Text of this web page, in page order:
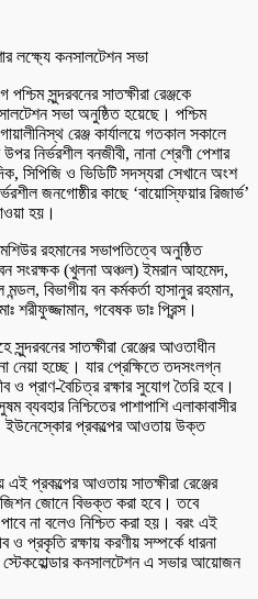
সুন্দরবনের সাতক্ষীরা রেঞ্জকে
সভা অনুষ্ঠিত হয়েছে। পশ্চিম
রেঞ্জ কার্যালয়ে গতকাল সকালে
নির্ভরশীল বনজীবী, নানা শ্রেণী পেশার
সিপিজি ও ভিডিটি সদস্যরা সেখানে অংশ
জনগোষ্ঠীর কাছে ‘বায়োস্ফিয়ার রিজার্ভ’
হয়।
রহমানের সভাপতিত্বে অনুষ্ঠিত
সংরক্ষক (খুলনা অঞ্চল) ইমরান আহমেদ,
বিভাগীয় বন কর্মকর্তা হাসানুর রহমান,
শরীফুজ্জামান, গবেষক ডাঃ প্রিন্স।
সাতক্ষীরা রেঞ্জের আওতাধীন
নেয়া হচ্ছে। যার প্রেক্ষিতে তদসংলগ্ন
ও প্রাণ-বৈচিত্র রক্ষার সুযোগ তৈরি হবে।
নিশ্চিতের পাশাপাশি এলাকাবাসীর
ইউনেস্কোর প্রকল্পের আওতায় উক্ত
প্রকল্পের আওতায় সাতক্ষীরা রেঞ্জের
জোনে বিভক্ত করা হবে। তবে
না বলেও নিশ্চিত করা হয়। বরং এই
ও প্রকৃতি রক্ষায় করণীয় সম্পর্কে ধারনা
স্টেকহোল্ডার কনসালটেশন এ সভার আয়োজন